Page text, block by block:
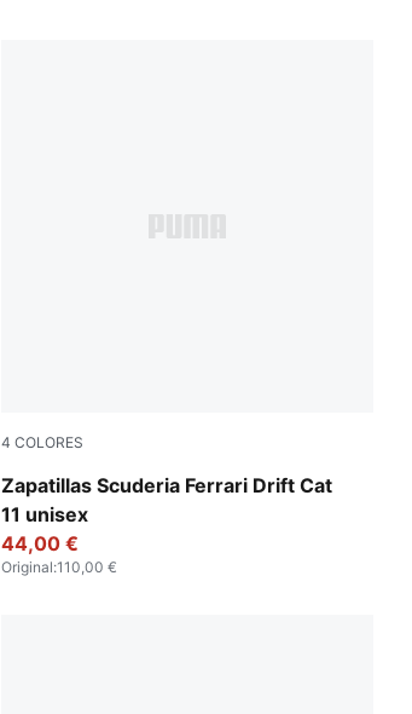
4 COLORES
Zapatillas Scuderia Ferrari Drift Cat
11 unisex
Rosso Corsa-PUMA Black
44,00 €
Original:110,00 €